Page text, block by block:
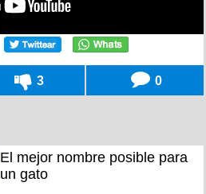
3 0
El mejor nombre posible para
un gato